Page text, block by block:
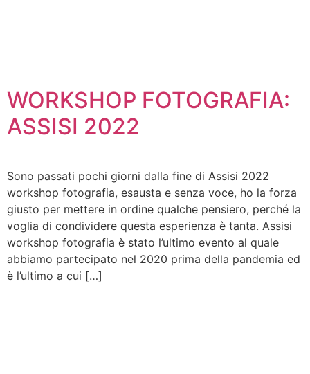
WORKSHOP FOTOGRAFIA:
ASSISI 2022
Sono passati pochi giorni dalla fine di Assisi 2022
workshop fotografia, esausta e senza voce, ho la forza
giusto per mettere in ordine qualche pensiero, perché la
voglia di condividere questa esperienza è tanta. Assisi
workshop fotografia è stato l’ultimo evento al quale
abbiamo partecipato nel 2020 prima della pandemia ed
è l’ultimo a cui […]